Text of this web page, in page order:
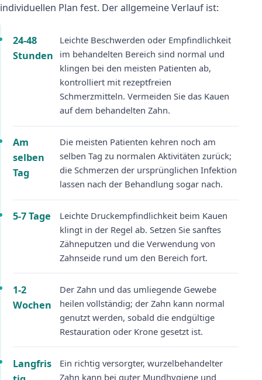
individuellen Plan fest. Der allgemeine Verlauf ist:
24-48
Stunden
Leichte Beschwerden oder Empfindlichkeit
im behandelten Bereich sind normal und
klingen bei den meisten Patienten ab,
kontrolliert mit rezeptfreien
Schmerzmitteln. Vermeiden Sie das Kauen
auf dem behandelten Zahn.
Am
selben
Tag
Die meisten Patienten kehren noch am
selben Tag zu normalen Aktivitäten zurück;
die Schmerzen der ursprünglichen Infektion
lassen nach der Behandlung sogar nach.
5-7 Tage
Leichte Druckempfindlichkeit beim Kauen
klingt in der Regel ab. Setzen Sie sanftes
Zähneputzen und die Verwendung von
Zahnseide rund um den Bereich fort.
1-2
Wochen
Der Zahn und das umliegende Gewebe
heilen vollständig; der Zahn kann normal
genutzt werden, sobald die endgültige
Restauration oder Krone gesetzt ist.
Langfris
Ein richtig versorgter, wurzelbehandelter
Zahn kann bei guter Mundhygiene und